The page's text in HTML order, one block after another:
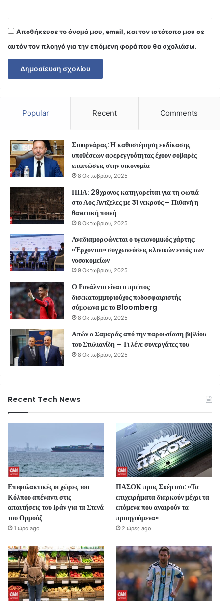
Αποθήκευσε το όνομά μου, email, και τον ιστότοπο μου σε
αυτόν τον πλοηγό για την επόμενη φορά που θα σχολιάσω.
Popular Recent Comments
Στουρνάρας: Η καθυστέρηση εκδίκασης
υποθέσεων αφερεγγυότητας έχουν σοβαρές
επιπτώσεις στην οικονομία
8 Οκτωβρίου, 2025
ΗΠΑ: 29χρονος κατηγορείται για τη φωτιά
στο Λος Άντζελες με 31 νεκρούς – Πιθανή η
θανατική ποινή
8 Οκτωβρίου, 2025
Αναδιαμορφώνεται ο υγειονομικός χάρτης:
«Έρχονται» συγχωνεύσεις κλινικών εντός των
νοσοκομείων
9 Οκτωβρίου, 2025
Ο Ρονάλντο είναι ο πρώτος
δισεκατομμυριούχος ποδοσφαιριστής
σύμφωνα με το Bloomberg
8 Οκτωβρίου, 2025
Απών ο Σαμαράς από την παρουσίαση βιβλίου
του Στυλιανίδη – Τι λένε συνεργάτες του
8 Οκτωβρίου, 2025
Recent Tech News
Επιφυλακτικές οι χώρες του
Κόλπου απέναντι στις
απαιτήσεις του Ιράν για τα Στενά
του Ορμούζ
1 ώρα ago
ΠΑΣΟΚ προς Σκέρτσο: «Τα
επιχειρήματα διαρκούν μέχρι τα
επόμενα που αναιρούν τα
προηγούμενα»
2 ώρες ago